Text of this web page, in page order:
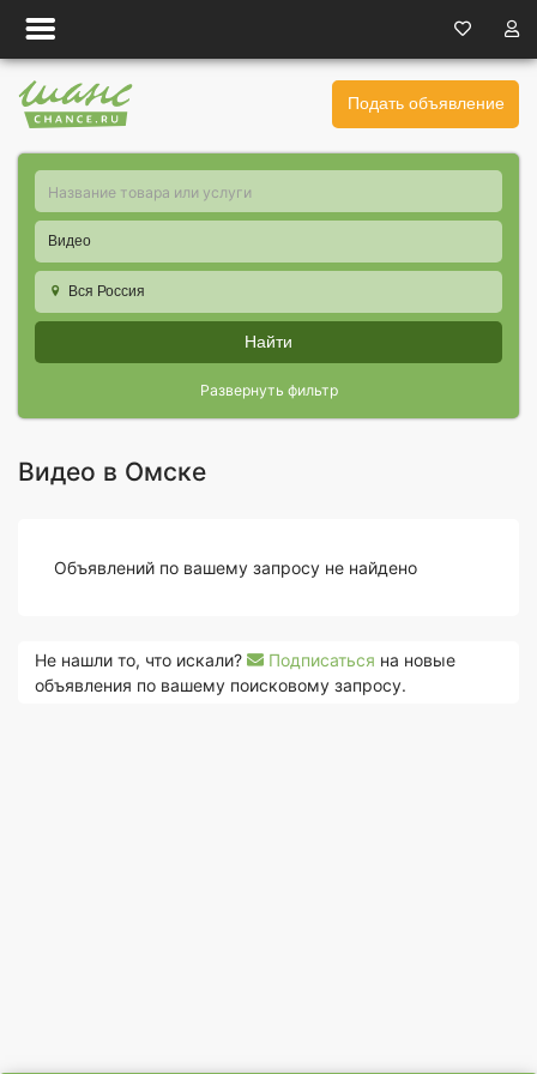
Подать объявление
Видео
Вся Россия
Найти
Развернуть фильтр
Видео в Омске
Объявлений по вашему запросу не найдено
Не нашли то, что искали? Подписаться на новые
объявления по вашему поисковому запросу.